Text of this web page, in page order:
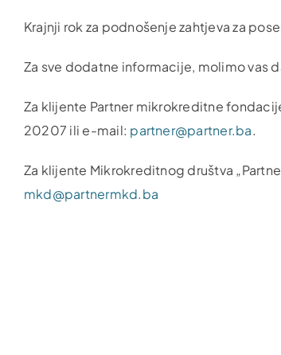
Krajnji rok za podnošenje zahtjeva za
Za sve dodatne informacije, molimo vas
Za klijente Partner mikrokreditne
20207 ili e-mail: partner@partner.ba.
Za klijente Mikrokreditnog društva
mkd@partnermkd.ba